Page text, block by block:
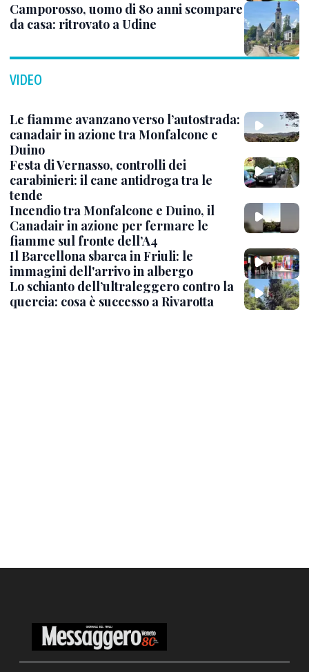
Camporosso, uomo di 80 anni scompare
da casa: ritrovato a Udine
VIDEO
Le fiamme avanzano verso l’autostrada:
canadair in azione tra Monfalcone e
Duino
Festa di Vernasso, controlli dei
carabinieri: il cane antidroga tra le
tende
Incendio tra Monfalcone e Duino, il
Canadair in azione per fermare le
fiamme sul fronte dell’A4
Il Barcellona sbarca in Friuli: le
immagini dell'arrivo in albergo
Lo schianto dell’ultraleggero contro la
quercia: cosa è successo a Rivarotta